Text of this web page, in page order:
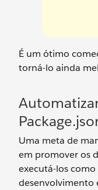
É um ótimo
torná-lo ainda
Uma meta de
em promover os
executá-los
desenvolvimento